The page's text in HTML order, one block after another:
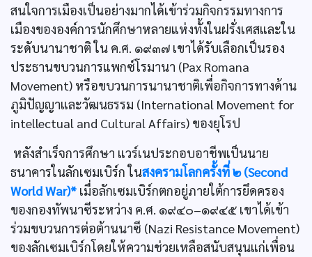
สนใจการเมืองเป็นอย่างมากได้เข้าร่วมกิจกรรมทางการ
เมืองขององค์การนักศึกษาหลายแห่งทั้งในฝรั่งเศสและใน
ระดับนานาชาติ ใน ค.ศ. ๑๙๓๗ เขาได้รับเลือกเป็นรอง
ประธานขบวนการแพกซ์โรมานา (Pax Romana
Movement) หรือขบวนการนานาชาติเพื่อกิจการทางด้าน
ภูมิปัญญาและวัฒนธรรม (International Movement for
intellectual and Cultural Affairs) ของยุโรป
หลังสำเร็จการศึกษา แวร์เนประกอบอาชีพเป็นนาย
ธนาคารในลักเซมเบิร์ก ในสงครามโลกครั้งที่ ๒ (Second
World War)* เมื่อลักเซมเบิร์กตกอยู่ภายใต้การยึดครอง
ของกองทัพนาซีระหว่าง ค.ศ. ๑๙๔๐–๑๙๔๕ เขาได้เข้า
ร่วมขบวนการต่อต้านนาซี (Nazi Resistance Movement)
ของลักเซมเบิร์กโดยให้ความช่วยเหลือสนับสนุนแก่เพื่อน